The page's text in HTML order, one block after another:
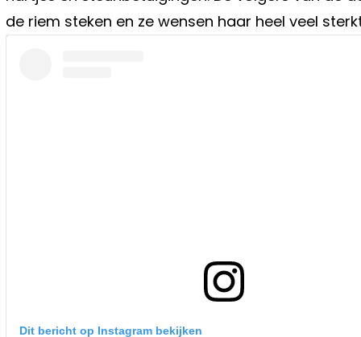
de riem steken en ze wensen haar heel veel
Dit bericht op Instagram bekijken